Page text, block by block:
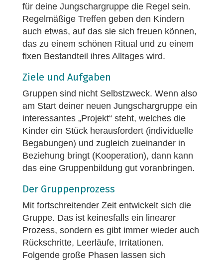
für deine Jungschargruppe die Regel sein.
Regelmäßige Treffen geben den Kindern
auch etwas, auf das sie sich freuen können,
das zu einem schönen Ritual und zu einem
fixen Bestandteil ihres Alltages wird.
Ziele und Aufgaben
Gruppen sind nicht Selbstzweck. Wenn also
am Start deiner neuen Jungschargruppe ein
interessantes „Projekt“ steht, welches die
Kinder ein Stück herausfordert (individuelle
Begabungen) und zugleich zueinander in
Beziehung bringt (Kooperation), dann kann
das eine Gruppenbildung gut voranbringen.
Der Gruppenprozess
Mit fortschreitender Zeit entwickelt sich die
Gruppe. Das ist keinesfalls ein linearer
Prozess, sondern es gibt immer wieder auch
Rückschritte, Leerläufe, Irritationen.
Folgende große Phasen lassen sich